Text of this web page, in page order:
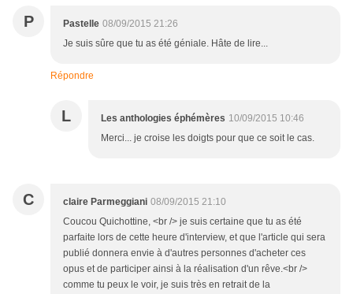
P Pastelle 08/09/2015 21:26
Je suis sûre que tu as été géniale. Hâte de lire...
Répondre
L Les anthologies éphémères 10/09/2015 10:46
Merci... je croise les doigts pour que ce soit le cas.
C claire Parmeggiani 08/09/2015 21:10
Coucou Quichottine, <br /> je suis certaine que tu as été
parfaite lors de cette heure d'interview, et que l'article qui sera
publié donnera envie à d'autres personnes d'acheter ces
opus et de participer ainsi à la réalisation d'un rêve.<br />
comme tu peux le voir, je suis très en retrait de la